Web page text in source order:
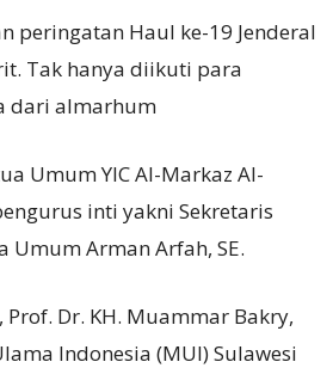
peringatan Haul ke-19 Jenderal
Tak hanya diikuti para
dari almarhum
Umum YIC Al-Markaz Al-
inti yakni Sekretaris
Arman Arfah, SE.
Dr. KH. Muammar Bakry,
Indonesia (MUI) Sulawesi